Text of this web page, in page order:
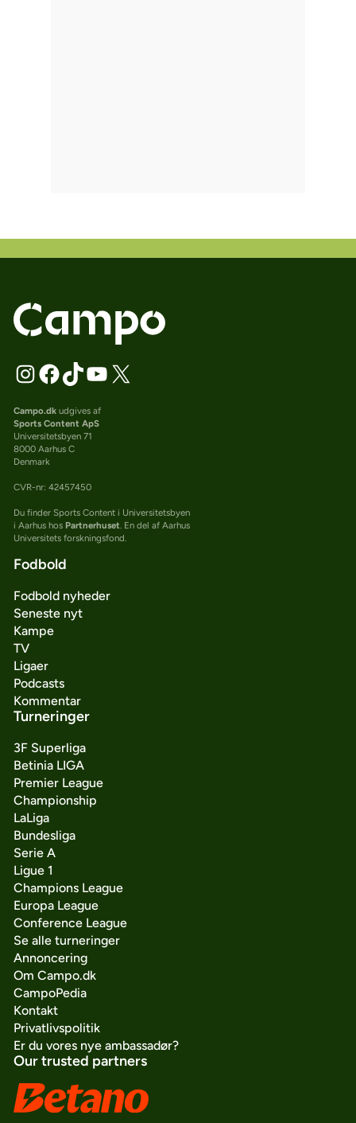
Campo.dkudgives af
Sports Content ApS
Universitetsbyen 71
8000 Aarhus C
Denmark
CVR-nr: 42457450
Du finder Sports Content i Universitetsbyen
i Aarhus hos Partnerhuset. En del af Aarhus
Universitets forskningsfond.
Fodbold
Fodbold nyheder
Seneste nyt
Kampe
TV
Ligaer
Podcasts
Kommentar
Turneringer
3F Superliga
Betinia LIGA
Premier League
Championship
LaLiga
Bundesliga
Serie A
Ligue 1
Champions League
Europa League
Conference League
Se alle turneringer
Annoncering
Om Campo.dk
CampoPedia
Kontakt
Privatlivspolitik
Er du vores nye ambassadør?
Our trusted partners